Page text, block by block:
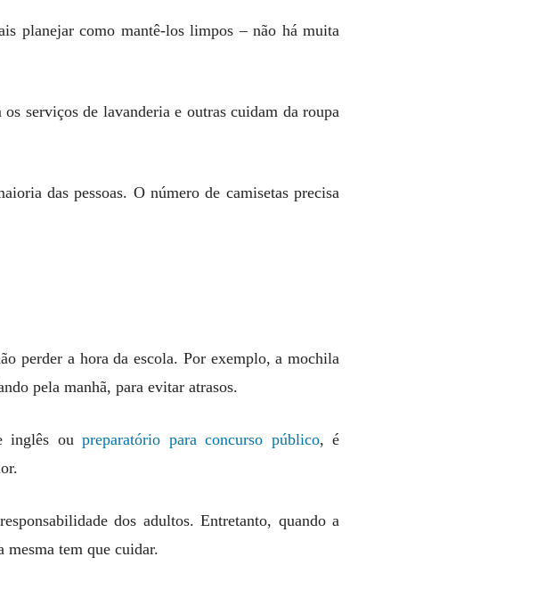
planejar como mantê-los limpos – não há muita
serviços de lavanderia e outras cuidam da roupa
das pessoas. O número de camisetas precisa
perder a hora da escola. Por exemplo, a mochila
pela manhã, para evitar atrasos.
inglês ou preparatório para concurso público, é
dos adultos. Entretanto, quando a
mesma tem que cuidar.